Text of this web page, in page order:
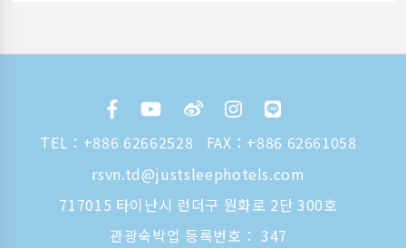
TEL： +886 62662528
FAX：+886 62661058
rsvn.td@justsleephotels.com
717015 타이난시 런더구 원화로 2단 300호
관광숙박업 등록번호： 347